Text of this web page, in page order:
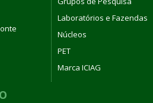
Laboratórios e Fazendas
Núcleos
PET
Marca ICIAG